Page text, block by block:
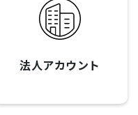
法人アカウント